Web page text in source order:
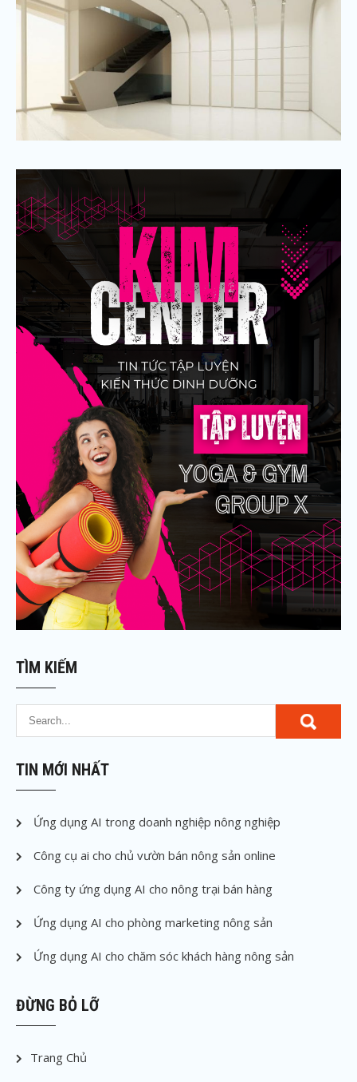
TÌM KIẾM
TIN MỚI NHẤT
Ứng dụng AI trong doanh nghiệp nông nghiệp
Công cụ ai cho chủ vườn bán nông sản online
Công ty ứng dụng AI cho nông trại bán hàng
Ứng dụng AI cho phòng marketing nông sản
Ứng dụng AI cho chăm sóc khách hàng nông sản
ĐỪNG BỎ LỠ
Trang Chủ